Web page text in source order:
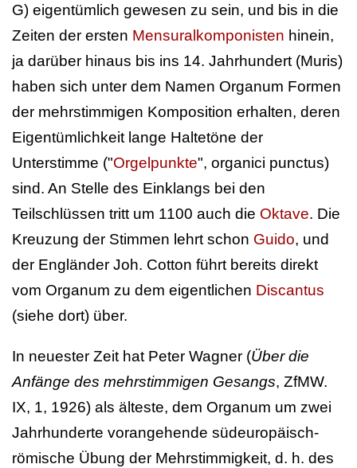
G) eigentümlich gewesen zu sein, und bis in die
Zeiten der ersten Mensuralkomponisten hinein,
ja darüber hinaus bis ins 14. Jahrhundert (Muris)
haben sich unter dem Namen Organum Formen
der mehrstimmigen Komposition erhalten, deren
Eigentümlichkeit lange Haltetöne der
Unterstimme ("Orgelpunkte", organici punctus)
sind. An Stelle des Einklangs bei den
Teilschlüssen tritt um 1100 auch die Oktave. Die
Kreuzung der Stimmen lehrt schon Guido, und
der Engländer Joh. Cotton führt bereits direkt
vom Organum zu dem eigentlichen Discantus
(siehe dort) über.
In neuester Zeit hat Peter Wagner (Über die
Anfänge des mehrstimmigen Gesangs, ZfMW.
IX, 1, 1926) als älteste, dem Organum um zwei
Jahrhunderte vorangehende südeuropäisch-
römische Übung der Mehrstimmigkeit, d. h. des